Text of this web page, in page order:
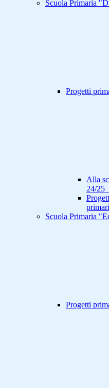
Scuola Primaria
Progetti
Alla
24/
Scuola Primaria
Progetti